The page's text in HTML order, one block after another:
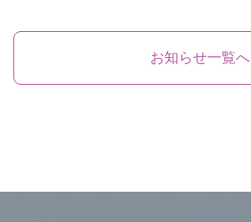
お知らせ一覧へ